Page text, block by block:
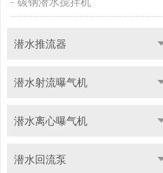
潜水推流器
潜水射流曝气机
潜水离心曝气机
潜水回流泵